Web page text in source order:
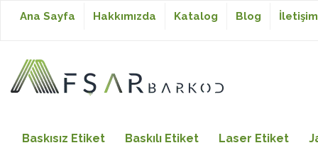
Baskısız Etiket
Ana Sayfa Hakkımızda Katalog Blog
İletişim
Baskısız Etiket Baskılı Etiket Laser Etiket